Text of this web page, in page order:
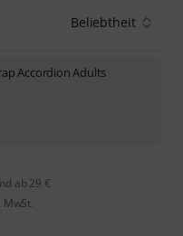
Beliebtheit
Accordion Adults
ab 29 €